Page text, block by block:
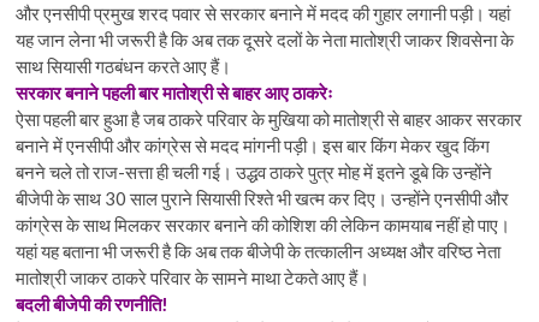
और एनसीपी प्रमुख शरद पवार से सरकार बनाने में मदद की गुहार लगानी पड़ी। यहां
यह जान लेना भी जरूरी है कि अब तक दूसरे दलों के नेता मातोश्री जाकर शिवसेना के
साथ सियासी गठबंधन करते आए हैं।
सरकार बनाने पहली बार मातोश्री से बाहर आए ठाकरेः
ऐसा पहली बार हुआ है जब ठाकरे परिवार के मुखिया को मातोश्री से बाहर आकर सरकार
बनाने में एनसीपी और कांग्रेस से मदद मांगनी पड़ी। इस बार किंग मेकर खुद किंग
बनने चले तो राज-सत्ता ही चली गई। उद्धव ठाकरे पुत्र मोह में इतने डूबे कि उन्होंने
बीजेपी के साथ 30 साल पुराने सियासी रिश्ते भी खत्म कर दिए। उन्होंने एनसीपी और
कांग्रेस के साथ मिलकर सरकार बनाने की कोशिश की लेकिन कामयाब नहीं हो पाए।
यहां यह बताना भी जरूरी है कि अब तक बीजेपी के तत्कालीन अध्यक्ष और वरिष्ठ नेता
मातोश्री जाकर ठाकरे परिवार के सामने माथा टेकते आए हैं।
बदली बीजेपी की रणनीति!